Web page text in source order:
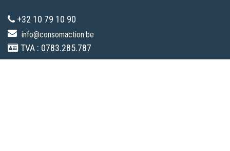
+32 10 79 10 90
info@consomaction.be
TVA : 0783.285.787